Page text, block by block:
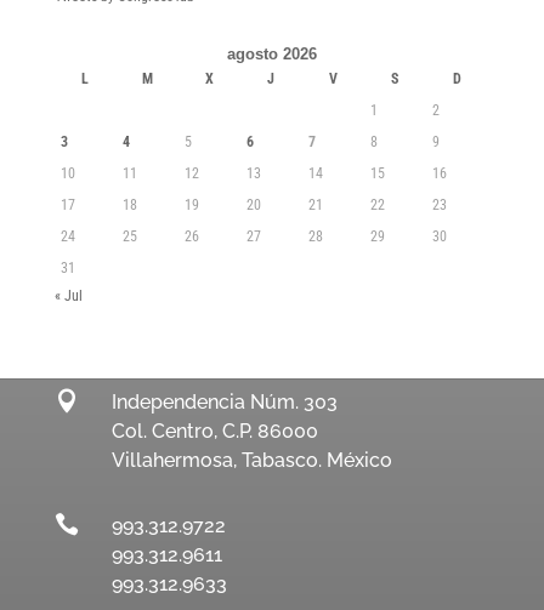
agosto 2026
L M X J V S
D
1
2
3
4 5 6 7 8
9
10
11 12 13 14 15
16
17
18 19 20 21 22
23
24
25 26 27 28 29
30
31
« Jul

Independencia Núm. 303
Col. Centro, C.P. 86000
Villahermosa, Tabasco. México

993.312.9722
993.312.9611
993.312.9633